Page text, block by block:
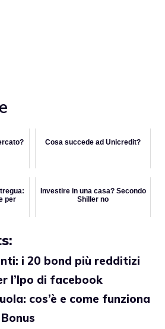
Cosa succede ad Unicredit?
per
Investire in una casa? Secondo
Shiller no
i 20 bond più redditizi
l’Ipo di facebook
cos’è e come funziona